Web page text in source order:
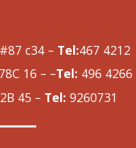
c34 – Tel:467 4212
16 – –Tel: 496 4266
45 – Tel: 9260731